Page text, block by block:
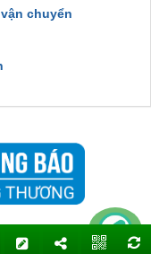
chuyển